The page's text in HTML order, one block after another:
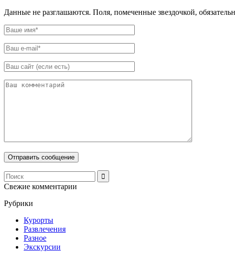
Данные не разглашаются. Поля, помеченные звездочкой,
Свежие комментарии
Рубрики
Курорты
Развлечения
Разное
Экскурсии